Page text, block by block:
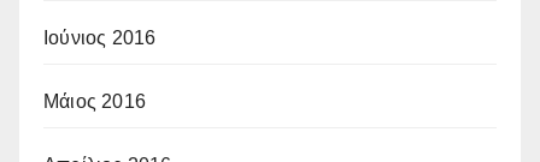
Ιούνιος 2016
Μάιος 2016